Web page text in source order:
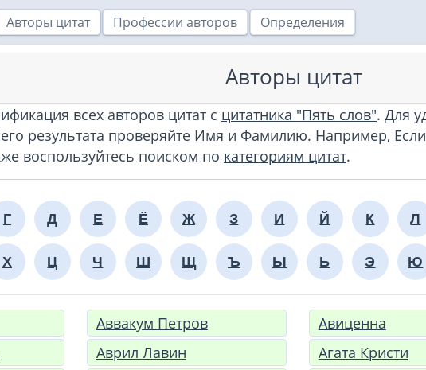
Авторы цитат Профессии авторов Определения
Авторы цитат
всех авторов цитат с цитатника "Пять слов". Для
результата проверяйте Имя и Фамилию. Например,
воспользуйтесь поиском по категориям цитат.
Г Д Е Ё Ж З И Й К Л
Х Ц Ч Ш Щ Ъ Ы Ь Э Ю
Аввакум Петров Авиценна
Аврил Лавин Агата Кристи